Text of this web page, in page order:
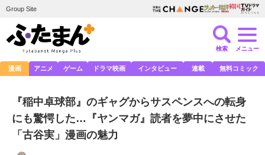
Group Site
検索 メニュー
漫画 アニメ ゲーム ドラマ映画 インタビュー 連載 無料コミック
『稲中卓球部』のギャグからサスペンスへの転身
にも驚愕した…『ヤンマガ』読者を夢中にさせた
「古谷実」漫画の魅力